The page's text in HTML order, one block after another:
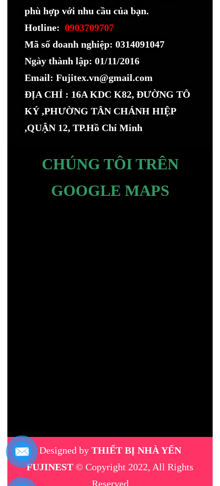
phù hợp với nhu cầu của bạn.
Hotline: 0903709707
Mã số doanh nghiệp: 0314091047
Ngày thành lập: 01/11/2016
Email: Fujitex.vn@gmail.com
ĐỊA CHỈ : 16A KDC K82, ĐƯỜNG TÔ
KÝ ,PHƯỜNG TÂN CHÁNH HIỆP
,QUẬN 12, TP.Hồ Chí Minh
CHÚNG TÔI TRÊN
GOOGLE MAPS
Designed by THIẾT BỊ NHÀ YẾN
FUJINEST © Copyright 2022, All Rights
Reserved